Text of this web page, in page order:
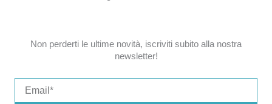
Non perderti le ultime novità, iscriviti subito alla nostra
newsletter!